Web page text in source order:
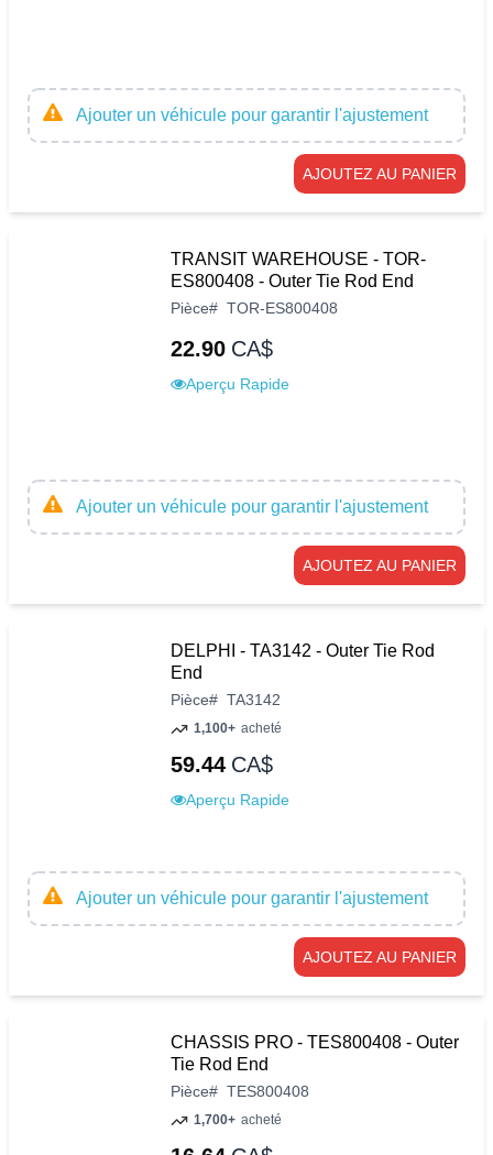
Ajouter un véhicule pour garantir l'ajustement
AJOUTEZ AU PANIER
TRANSIT WAREHOUSE - TOR-
ES800408 - Outer Tie Rod End
Pièce# TOR-ES800408
22.90 CA$
Aperçu Rapide
Ajouter un véhicule pour garantir l'ajustement
AJOUTEZ AU PANIER
DELPHI - TA3142 - Outer Tie Rod
End
Pièce# TA3142
1,100+ acheté
59.44 CA$
Aperçu Rapide
Ajouter un véhicule pour garantir l'ajustement
AJOUTEZ AU PANIER
CHASSIS PRO - TES800408 - Outer
Tie Rod End
Pièce# TES800408
1,700+ acheté